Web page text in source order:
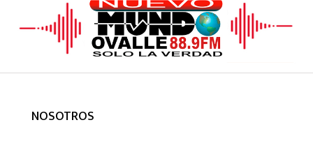
NOSOTROS